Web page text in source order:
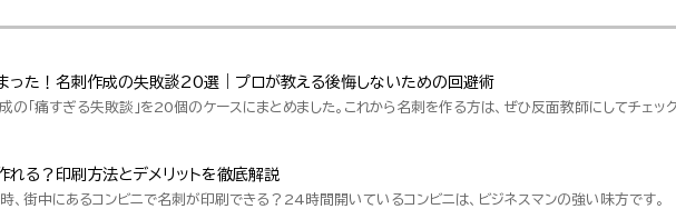
まった！名刺作成の失敗談20選｜プロが教える後悔しないための回避術
の「痛すぎる失敗談」を20個のケースにまとめました。これから名刺を作る方は、ぜひ反面教師にしてチェッ
れる？印刷方法とデメリットを徹底解説
、街中にあるコンビニで名刺が印刷できる？24時間開いているコンビニは、ビジネスマンの強い味方です。